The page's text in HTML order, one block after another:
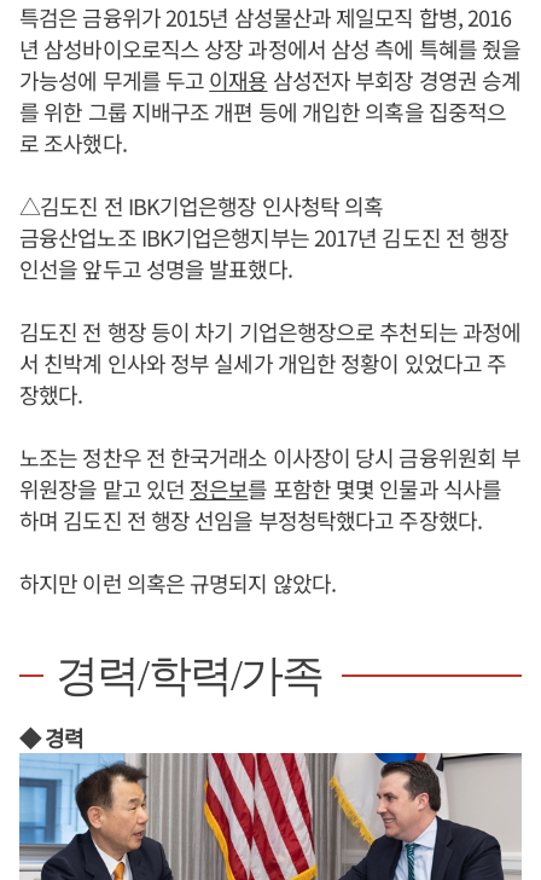
특검은 금융위가 2015년 삼성물산과 제일모직 합병, 2016
년 삼성바이오로직스 상장 과정에서 삼성 측에 특혜를 줬을
가능성에 무게를 두고이재용 삼성전자 부회장 경영권 승계
를 위한 그룹 지배구조 개편 등에 개입한 의혹을 집중적으
로 조사했다.
△김도진 전 IBK기업은행장 인사청탁 의혹
금융산업노조 IBK기업은행지부는 2017년 김도진 전 행장
인선을 앞두고 성명을 발표했다.
김도진 전 행장 등이 차기 기업은행장으로 추천되는 과정에
서 친박계 인사와 정부 실세가 개입한 정황이 있었다고 주
장했다.
노조는 정찬우 전 한국거래소 이사장이 당시 금융위원회 부
위원장을 맡고 있던 정은보를 포함한 몇몇 인물과 식사를
하며 김도진 전 행장 선임을 부정청탁했다고 주장했다.
하지만 이런 의혹은 규명되지 않았다.
경력/학력/가족
◆ 경력